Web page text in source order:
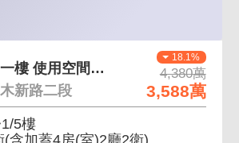
18.1%
4,380萬
3,588萬
木新河堤公園一樓 使用空間大鄰近萬坪河濱公園
新路二段
5樓
(含加蓋4房(室)2廳2衛)